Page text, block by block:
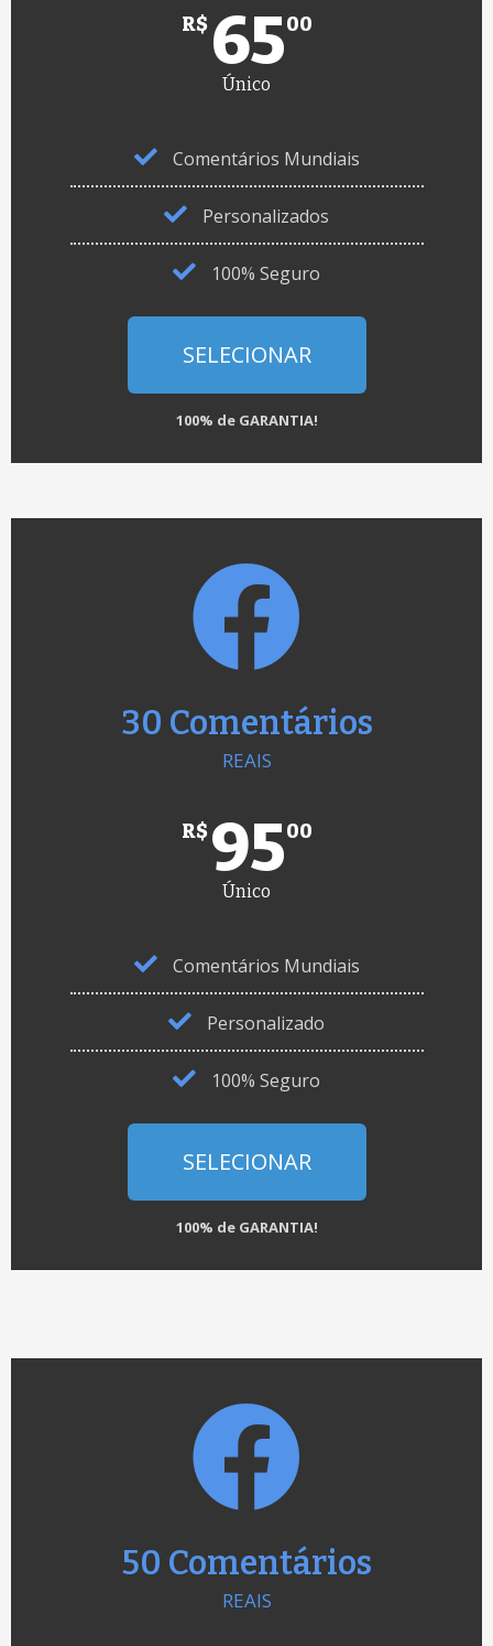
R$ 6500
Único
Comentários Mundiais
Personalizados
100% Seguro
SELECIONAR
100% de GARANTIA!
30 Comentários
REAIS
R$ 9500
Único
Comentários Mundiais
Personalizado
100% Seguro
SELECIONAR
100% de GARANTIA!
50 Comentários
REAIS